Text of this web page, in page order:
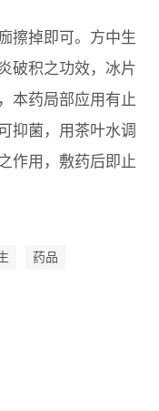
擦掉即可。方中生
破积之功效，冰片
本药局部应用有止
抑菌，用茶叶水调
作用，敷药后即止
药品